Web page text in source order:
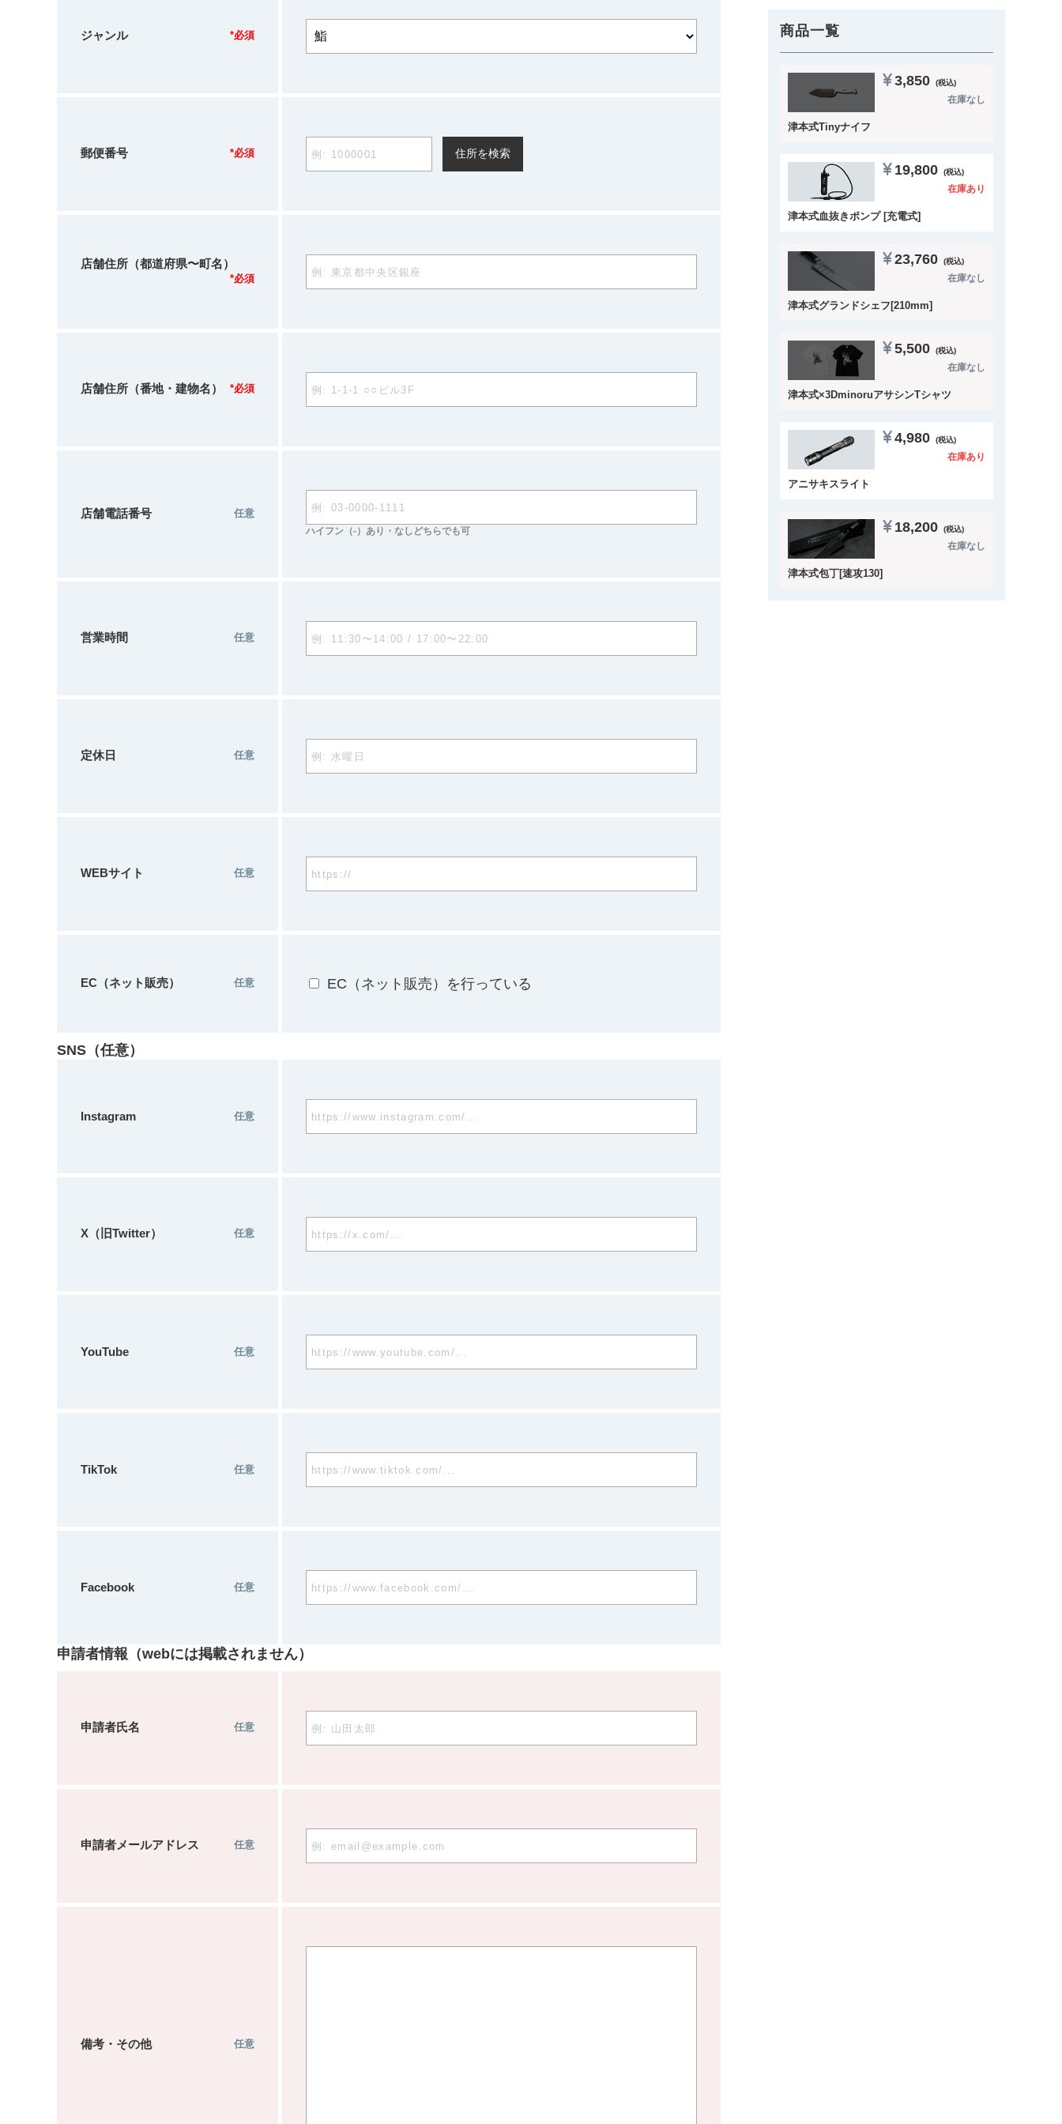
ジャンル *必須
郵便番号 *必須 住所を検索
店舗住所（都道府県〜町名）
*必須
店舗住所（番地・建物名） *必須
店舗電話番号 任意
ハイフン（-）あり・なしどちらでも可
営業時間 任意
定休日 任意
WEBサイト 任意
EC（ネット販売） 任意 EC（ネット販売）を行っている
SNS（任意）
Instagram 任意
X（旧Twitter） 任意
YouTube 任意
TikTok 任意
Facebook 任意
申請者情報（webには掲載されません）
申請者氏名 任意
申請者メールアドレス 任意
備考・その他 任意
商品一覧
3,850 (税込)
在庫なし
津本式Tinyナイフ
19,800 (税込)
在庫あり
津本式血抜きポンプ [充電式]
23,760 (税込)
在庫なし
津本式グランドシェフ[210mm]
5,500 (税込)
在庫なし
津本式×3DminoruアサシンTシャツ
4,980 (税込)
在庫あり
アニサキスライト
18,200 (税込)
在庫なし
津本式包丁[速攻130]